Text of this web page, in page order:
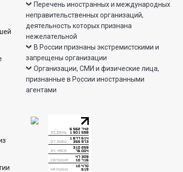
Перечень иностранных и международных
неправительственных организаций,
деятельность которых признана
нежелательной
В России признаны экстремистскими и
запрещены организации
Организации, СМИ и физические лица,
признанные в России иностранными
агентами